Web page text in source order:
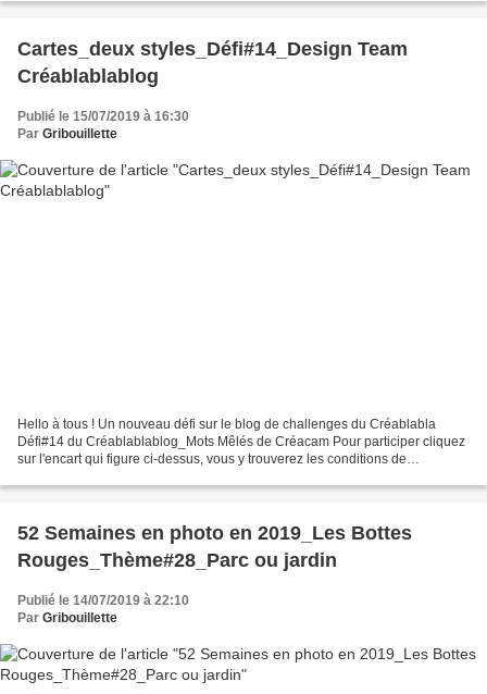
Cartes_deux styles_Défi#14_Design Team
Créablablablog
Publié le 15/07/2019 à 16:30
Par Gribouillette
Hello à tous ! Un nouveau défi sur le blog de challenges du Créablabla
Défi#14 du Créablablablog_Mots Mêlés de Créacam Pour participer cliquez
sur l'encart qui figure ci-dessus, vous y trouverez les conditions de
52 Semaines en photo en 2019_Les Bottes
Rouges_Thème#28_Parc ou jardin
Publié le 14/07/2019 à 22:10
Par Gribouillette